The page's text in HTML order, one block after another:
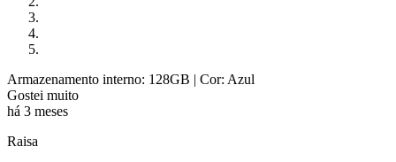
Armazenamento interno: 128GB | Cor: Azul
Gostei muito
há 3 meses
Raisa